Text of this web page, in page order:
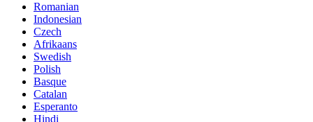
Romanian
Indonesian
Czech
Afrikaans
Swedish
Polish
Basque
Catalan
Esperanto
Hindi